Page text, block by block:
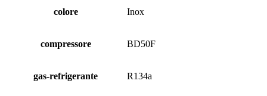
colore Inox
compressore BD50F
gas-refrigerante R134a